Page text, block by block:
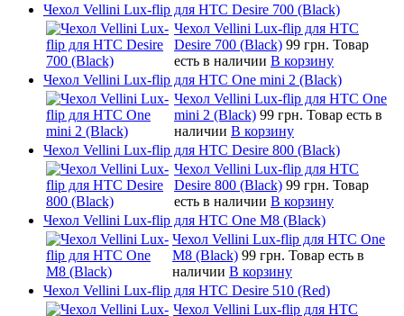
Чехол Vellini Lux-flip для HTC Desire 700 (Black)
Чехол Vellini Lux-flip для HTC
Desire 700 (Black) 99 грн. Товар
есть в наличии В корзину
Чехол Vellini Lux-flip для HTC One mini 2 (Black)
Чехол Vellini Lux-flip для HTC One
mini 2 (Black) 99 грн. Товар есть в
наличии В корзину
Чехол Vellini Lux-flip для HTC Desire 800 (Black)
Чехол Vellini Lux-flip для HTC
Desire 800 (Black) 99 грн. Товар
есть в наличии В корзину
Чехол Vellini Lux-flip для HTC One M8 (Black)
Чехол Vellini Lux-flip для HTC One
M8 (Black) 99 грн. Товар есть в
наличии В корзину
Чехол Vellini Lux-flip для HTC Desire 510 (Red)
Чехол Vellini Lux-flip для HTC